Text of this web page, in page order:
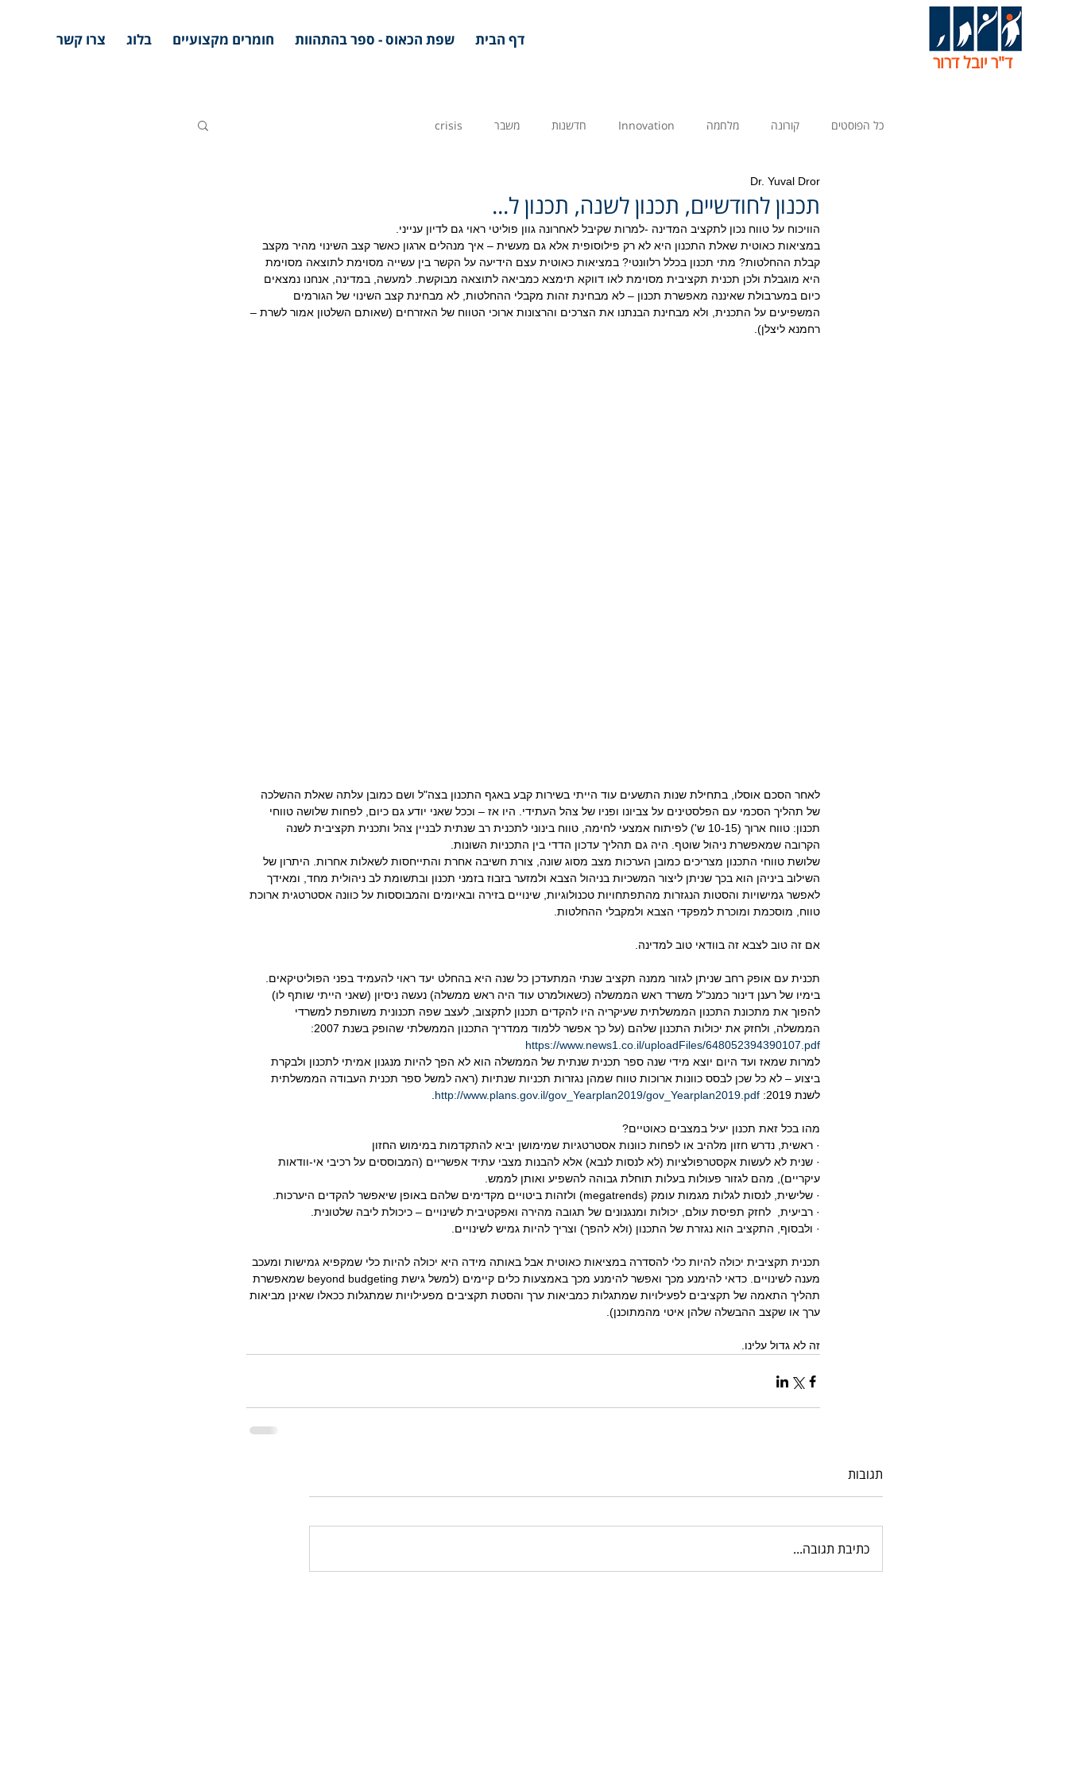
דף הבית שפת הכאוס - ספר בהתהוות חומרים מקצועיים בלוג צרו קשר
ד"ר יובל דרור
כל הפוסטים קורונה מלחמה Innovation חדשנות משבר crisis
תכנון לחודשיים, תכנון לשנה, תכנון ל...
Dr. Yuval Dror
הוויכוח על טווח נכון לתקציב המדינה -למרות שקיבל לאחרונה גוון פוליטי ראוי גם לדיון ענייני.
במציאות כאוטית שאלת התכנון היא לא רק פילוסופית אלא גם מעשית – איך מנהלים ארגון כאשר קצב השינוי מהיר מקצב
קבלת ההחלטות? מתי תכנון בכלל רלוונטי? במציאות כאוטית עצם הידיעה על הקשר בין עשייה מסוימת לתוצאה מסוימת
היא מוגבלת ולכן תכנית תקציבית מסוימת לאו דווקא תימצא כמביאה לתוצאה מבוקשת. למעשה, במדינה, אנחנו נמצאים
כיום במערבולת שאיננה מאפשרת תכנון – לא מבחינת זהות מקבלי ההחלטות, לא מבחינת קצב השינוי של הגורמים
המשפיעים על התכנית, ולא מבחינת הבנתנו את הצרכים והרצונות ארוכי הטווח של האזרחים (שאותם השלטון אמור לשרת –
רחמנא ליצלן).
לאחר הסכם אוסלו, בתחילת שנות התשעים עוד הייתי בשירות קבע באגף התכנון בצה"ל ושם כמובן עלתה שאלת ההשלכה
של תהליך הסכמי עם הפלסטינים על צביונו ופניו של צהל העתידי. היו אז – וככל שאני יודע גם כיום, לפחות שלושה טווחי
תכנון: טווח ארוך (10-15 ש') לפיתוח אמצעי לחימה, טווח בינוני לתכנית רב שנתית לבניין צהל ותכנית תקציבית לשנה
הקרובה שמאפשרת ניהול שוטף. היה גם תהליך עדכון הדדי בין התכניות השונות.
שלושת טווחי התכנון מצריכים כמובן הערכות מצב מסוג שונה, צורת חשיבה אחרת והתייחסות לשאלות אחרות. היתרון של
השילוב ביניהן הוא בכך שניתן ליצור המשכיות בניהול הצבא ולמזער בזבוז בזמני תכנון ובתשומת לב ניהולית מחד, ומאידך
לאפשר גמישויות והסטות הנגזרות מהתפתחויות טכנולוגיות, שינויים בזירה ובאיומים והמבוססות על כוונה אסטרטגית ארוכת
טווח, מוסכמת ומוכרת למפקדי הצבא ולמקבלי ההחלטות.
אם זה טוב לצבא זה בוודאי טוב למדינה.
תכנית עם אופק רחב שניתן לגזור ממנה תקציב שנתי המתעדכן כל שנה היא בהחלט יעד ראוי להעמיד בפני הפוליטיקאים.
בימיו של רענן דינור כמנכ"ל משרד ראש הממשלה (כשאולמרט עוד היה ראש ממשלה) נעשה ניסיון (שאני הייתי שותף לו)
להפוך את מתכונת התכנון הממשלתית שעיקריה היו להקדים תכנון לתקצוב, לעצב שפה תכנונית משותפת למשרדי
הממשלה, ולחזק את יכולות התכנון שלהם (על כך אפשר ללמוד ממדריך התכנון הממשלתי שהופק בשנת 2007:
https://www.news1.co.il/uploadFiles/648052394390107.pdf
למרות שמאז ועד היום יוצא מידי שנה ספר תכנית שנתית של הממשלה הוא לא הפך להיות מנגנון אמיתי לתכנון ולבקרת
ביצוע – לא כל שכן לבסס כוונות ארוכות טווח שמהן נגזרות תכניות שנתיות (ראה למשל ספר תכנית העבודה הממשלתית
לשנת 2019:
http://www.plans.gov.il/gov_Yearplan2019/gov_Yearplan2019.pdf
מהו בכל זאת תכנון יעיל במצבים כאוטיים?
· ראשית, נדרש חזון מלהיב או לפחות כוונות אסטרטגיות שמימושן יביא להתקדמות במימוש החזון
· שנית לא לעשות אקסטרפולציות (לא לנסות לנבא) אלא להבנות מצבי עתיד אפשריים (המבוססים על רכיבי אי-וודאות
עיקריים), מהם לגזור פעולות בעלות תוחלת גבוהה להשפיע ואותן לממש.
· שלישית, לנסות לגלות מגמות עומק (megatrends) ולזהות ביטויים מקדימים שלהם באופן שיאפשר להקדים היערכות.
· רביעית,  לחזק תפיסת עולם, יכולות ומנגנונים של תגובה מהירה ואפקטיבית לשינויים – כיכולת ליבה שלטונית.
· ולבסוף, התקציב הוא נגזרת של התכנון (ולא להפך) וצריך להיות גמיש לשינויים.
תכנית תקציבית יכולה להיות כלי להסדרה במציאות כאוטית אבל באותה מידה היא יכולה להיות כלי שמקפיא גמישות ומעכב
מענה לשינויים. כדאי להימנע מכך ואפשר להימנע מכך באמצעות כלים קיימים (למשל גישת beyond budgeting שמאפשרת
תהליך התאמה של תקציבים לפעילויות שמתגלות כמביאות ערך והסטת תקציבים מפעילויות שמתגלות ככאלו שאינן מביאות
ערך או שקצב ההבשלה שלהן איטי מהמתוכנן).
זה לא גדול עלינו.
תגובות
כתיבת תגובה...